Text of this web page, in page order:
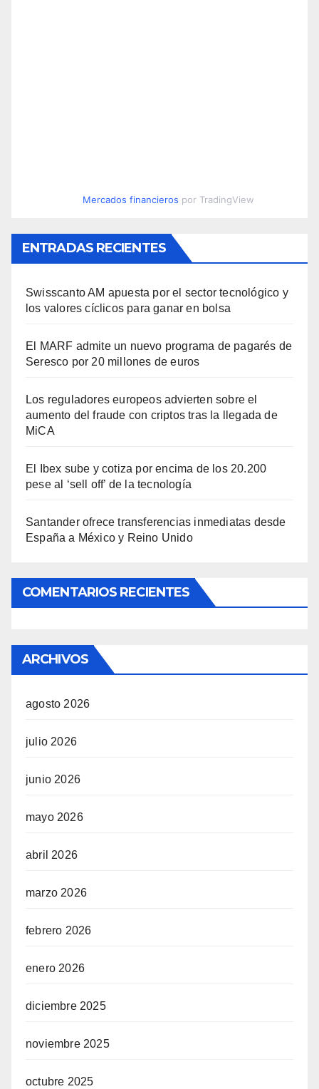
Mercados financieros por TradingView
ENTRADAS RECIENTES
Swisscanto AM apuesta por el sector tecnológico y
los valores cíclicos para ganar en bolsa
El MARF admite un nuevo programa de pagarés de
Seresco por 20 millones de euros
Los reguladores europeos advierten sobre el
aumento del fraude con criptos tras la llegada de
MiCA
El Ibex sube y cotiza por encima de los 20.200
pese al ‘sell off’ de la tecnología
Santander ofrece transferencias inmediatas desde
España a México y Reino Unido
COMENTARIOS RECIENTES
ARCHIVOS
agosto 2026
julio 2026
junio 2026
mayo 2026
abril 2026
marzo 2026
febrero 2026
enero 2026
diciembre 2025
noviembre 2025
octubre 2025